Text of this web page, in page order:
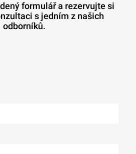
formulář a rezervujte si
s jedním z našich
odborníků.